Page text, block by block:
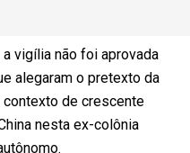
vigília não foi aprovada
alegaram o pretexto da
de crescente
nesta ex-colônia